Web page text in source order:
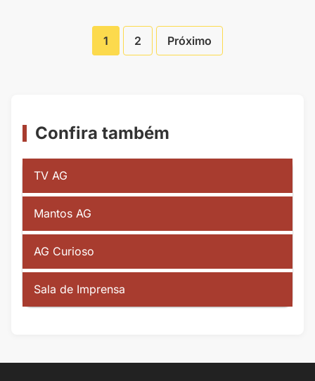
Paginação
1 2 Próximo
Confira também
TV AG
Mantos AG
AG Curioso
Sala de Imprensa